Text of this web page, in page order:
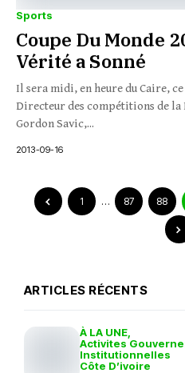
Sports
Coupe Du Monde
Vérité a Sonné
Il sera midi, en heure du Caire,
Directeur des compétitions de la
Gordon Savic,...
2013-09-16
1 … 87 88
ARTICLES RÉCENTS
À LA UNE
Activites
Institutionnelles
Côte D’ivoire